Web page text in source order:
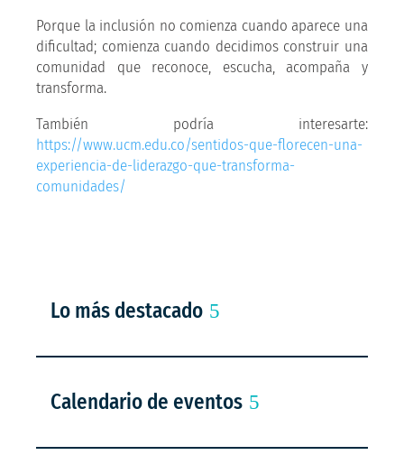
Porque la inclusión no comienza cuando aparece una
dificultad; comienza cuando decidimos construir una
comunidad que reconoce, escucha, acompaña y
transforma.
También podría interesarte:
https://www.ucm.edu.co/sentidos-que-florecen-una-
experiencia-de-liderazgo-que-transforma-
comunidades/
Lo más destacado
Calendario de eventos